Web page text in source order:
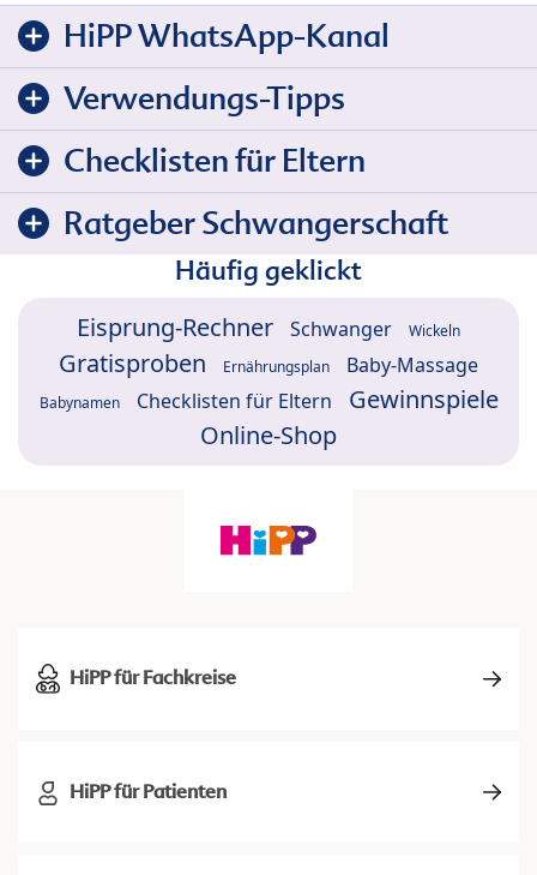
HiPP WhatsApp-Kanal
Verwendungs-Tipps
Checklisten für Eltern
Ratgeber Schwangerschaft
Häufig geklickt
Eisprung-Rechner Schwanger Wickeln
Gratisproben Ernährungsplan Baby-Massage
Babynamen Checklisten für Eltern
Gewinnspiele
Online-Shop
HiPP für Fachkreise
HiPP für Patienten